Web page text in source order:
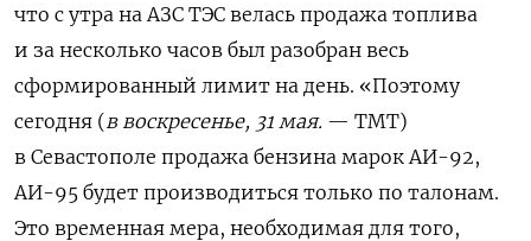
что с утра на АЗС ТЭС велась продажа топлива
и за несколько часов был разобран весь
сформированный лимит на день. «Поэтому
сегодня (в воскресенье, 31 мая. — ТМТ)
в Севастополе продажа бензина марок АИ-92,
АИ-95 будет производиться только по талонам.
Это временная мера, необходимая для того,